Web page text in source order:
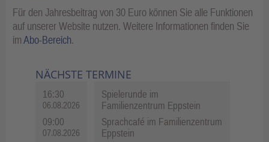
Für den Jahresbeitrag von 30 Euro können Sie alle Funktionen
auf unserer Website nutzen. Weitere Informationen finden Sie
imAbo-Bereich.
NÄCHSTE TERMINE
16:30
06.08.2026
Spielerunde im
Familienzentrum Eppstein
09:00
07.08.2026
Sprachcafé im Familienzentrum
Eppstein